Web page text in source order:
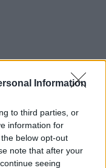
Information
to third parties, or
information for
below opt-out
note that after your
seeing